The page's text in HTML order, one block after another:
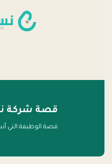
قصة شركة
قصة الوظيفة التي